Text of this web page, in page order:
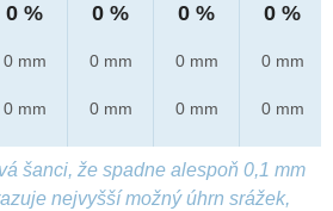
0 %
0 mm
0 mm
0 %
0 mm
0 mm
0 %
0 mm
0 mm
0 %
0 mm
0 mm
šanci, že spadne alespoň 0,1 mm
nejvyšší možný úhrn srážek,